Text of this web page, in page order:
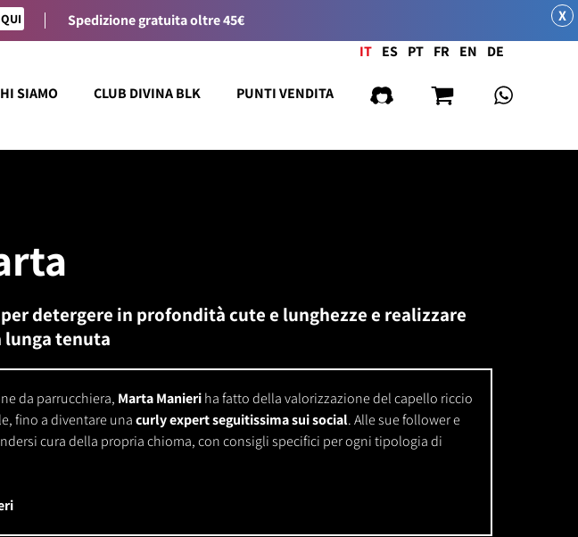
Spedizione gratuita oltre 45€ X
SIAMO CLUB DIVINA BLK PUNTI VENDITA
IT ES PT FR EN DE
detergere in profondità cute e lunghezze e realizzare
tenuta
da parrucchiera, Marta Manieriha fatto della valorizzazione del capello riccio
fino a diventare unacurly expert seguitissima sui social. Alle sue follower e
cura della propria chioma, con consigli specifici per ogni tipologia di